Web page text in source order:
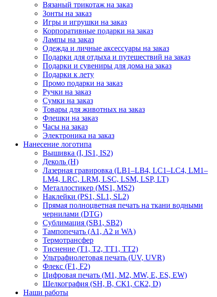
Вязаный трикотаж на заказ
Зонты на заказ
Игры и игрушки на заказ
Корпоративные подарки на заказ
Лампы на заказ
Одежда и личные аксессуары на заказ
Подарки для отдыха и путешествий на заказ
Подарки и сувениры для дома на заказ
Подарки к лету
Промо подарки на заказ
Ручки на заказ
Сумки на заказ
Товары для животных на заказ
Флешки на заказ
Часы на заказ
Электроника на заказ
Нанесение логотипа
Вышивка (I, IS1, IS2)
Деколь (H)
Лазерная гравировка (LB1–LB4, LC1–LC4, LM1–
LM4, LRC, LRM, LSC, LSM, LSP, LT)
Металлостикер (MS1, MS2)
Наклейки (PS1, SL1, SL2)
Прямая полноцветная печать на ткани водными
чернилами (DTG)
Сублимация (SB1, SB2)
Тампопечать (A1, A2 и WA)
Термотрансфер
Тиснение (Т1, Т2, ТT1, ТT2)
Ультрафиолетовая печать (UV, UVR)
Флекс (F1, F2)
Цифровая печать (M1, M2, MW, E, ES, EW)
Шелкография (SH, В, СК1, СК2, D)
Наши работы